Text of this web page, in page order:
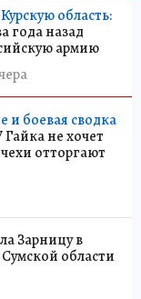
область:
года назад
армию
и боевая сводка
не хочет
отторгают
Зарницу в
области